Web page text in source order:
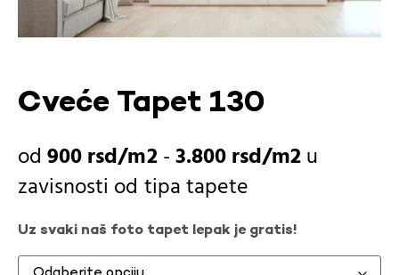
Cveće Tapet 130
900rsd -3.800rsd
u
zavisnosti od tipa tapete
Uz svaki naš foto tapet lepak je gratis!